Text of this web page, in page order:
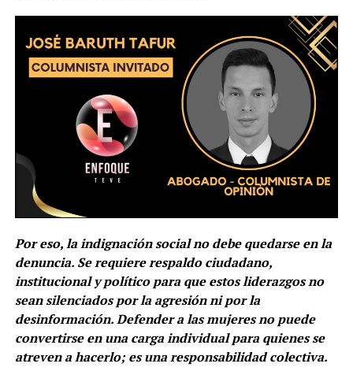
Por eso, la indignación social no debe quedarse en la
denuncia. Se requiere respaldo ciudadano,
institucional y político para que estos liderazgos no
sean silenciados por la agresión ni por la
desinformación. Defender a las mujeres no puede
convertirse en una carga individual para quienes se
atreven a hacerlo; es una responsabilidad colectiva.